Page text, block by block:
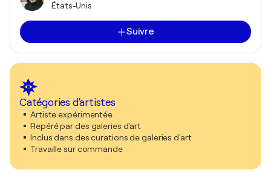
États-Unis
Suivre
Catégories d'artistes
Artiste expérimentée
Repéré par des galeries d'art
Inclus dans des curations de galeries d'art
Travaille sur commande